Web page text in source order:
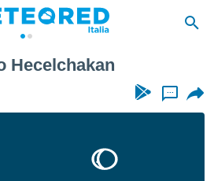
Hecelchakan
...